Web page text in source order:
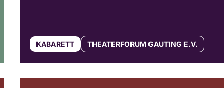
KABARETT THEATERFORUM GAUTING E.V.